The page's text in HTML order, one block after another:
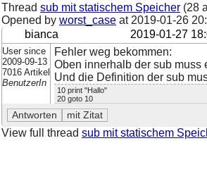
Thread sub mit statischem Speicher (28
Opened by worst_case at 2019-01-26
bianca
2019-01-27
User since
2009-09-13
7016 Artikel
BenutzerIn
Fehler weg bekommen:
Oben innerhalb der sub muss
Und die Definition der sub
10 print "Hallo"
20 goto 10
View full thread sub mit statischem